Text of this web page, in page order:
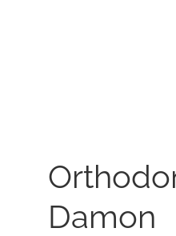
Damon